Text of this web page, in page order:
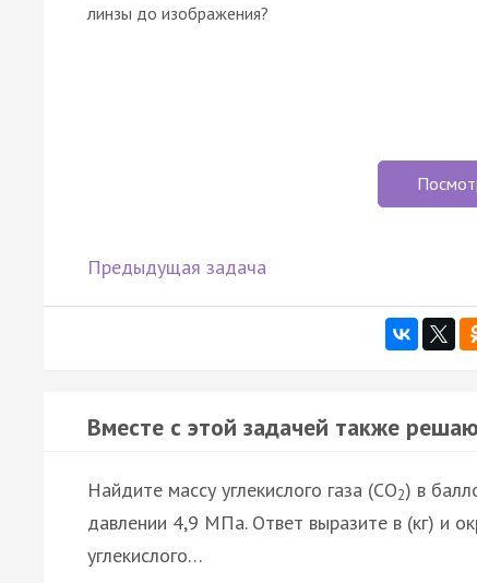
линзы до изображения?
Предыдущая задача
Вместе с этой задачей также
Найдите массу углекислого газа (CO2) в
давлении 4,9 МПа. Ответ выразите в (кг) и
углекислого…